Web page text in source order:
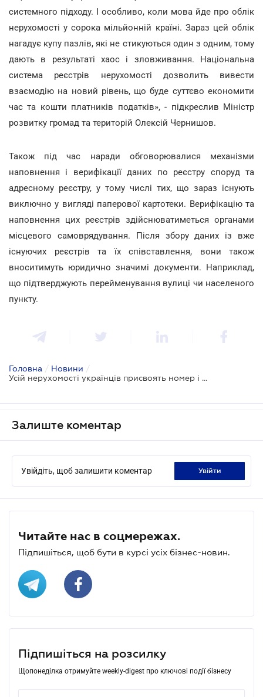
системного підходу. І особливо, коли мова йде про облік
нерухомості у сорока мільйонній країні. Зараз цей облік
нагадує купу пазлів, які не стикуються один з одним, тому
дають в результаті хаос і зловживання. Національна
система реєстрів нерухомості дозволить вивести
взаємодію на новий рівень, що буде суттєво економити
час та кошти платників податків», - підкреслив Міністр
розвитку громад та територій Олексій Чернишов.
Також під час наради обговорювалися механізми
наповнення і верифікації даних по реєстру споруд та
адресному реєстру, у тому числі тих, що зараз існують
виключно у вигляді паперової картотеки. Верифікацію та
наповнення цих реєстрів здійснюватиметься органами
місцевого самоврядування. Після збору даних із вже
існуючих реєстрів та їх співставлення, вони також
вноситимуть юридично значимі документи. Наприклад,
що підтверджують перейменування вулиці чи населеного
пункту.
Головна / Новини /
Усій нерухомості українців присвоять номер і внесуть її в єдиний реєстр
Залиште коментар
Увійдіть, щоб залишити коментар увійти
Читайте нас в соцмережах.
Підпишіться, щоб бути в курсі усіх бізнес-новин.
Підпишіться на розсилку
Щопонеділка отримуйте weekly-digest про ключові події бізнесу